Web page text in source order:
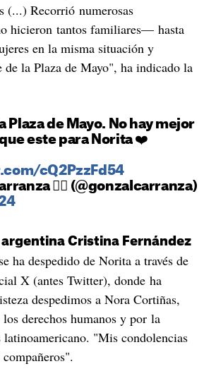
(...) Recorrió numerosas
hicieron tantos familiares— hasta
en la misma situación y
de la Plaza de Mayo", ha indicado la
Plaza de Mayo. No hay mejor
este para Norita ❤️
cQ2PzzFd54
🏳️‍🌈 (@gonzaIcarranza)
Cristina Fernández
ha despedido de Norita a través de
X (antes Twitter), donde ha
despedimos a Nora Cortiñas,
derechos humanos y por la
"Mis condolencias